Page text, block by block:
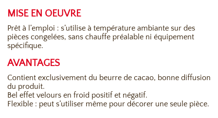
MISE EN OEUVRE
Prêt à l’emploi : s’utilise à température ambiante sur des
pièces congelées, sans chauffe préalable ni équipement
spécifique.
AVANTAGES
Contient exclusivement du beurre de cacao, bonne diffusion
du produit.
Bel effet velours en froid positif et négatif.
Flexible : peut s’utiliser même pour décorer une seule pièce.